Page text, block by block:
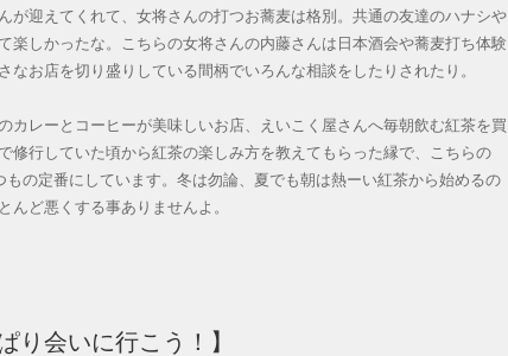
迎えてくれて、女将さんの打つお蕎麦は格別。共通の友達のハナシや
楽しかったな。こちらの女将さんの内藤さんは日本酒会や蕎麦打ち体験
なお店を切り盛りしている間柄でいろんな相談をしたりされたり。
レーとコーヒーが美味しいお店、えいこく屋さんへ毎朝飲む紅茶を買
修行していた頃から紅茶の楽しみ方を教えてもらった縁で、こちらの
もの定番にしています。冬は勿論、夏でも朝は熱ーい紅茶から始めるの
んど悪くする事ありませんよ。
り会いに行こう！】